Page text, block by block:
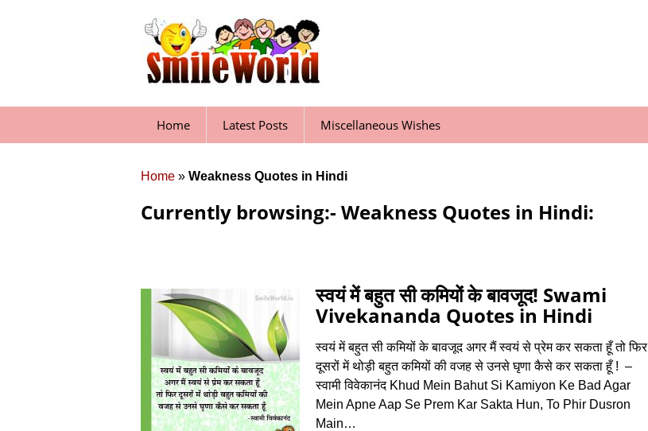
Home Latest Posts Miscellaneous Wishes
Home » Weakness Quotes in Hindi
Currently browsing:- Weakness Quotes in Hindi:
स्वयं में बहुत सी कमियों के बावजूद! Swami
Vivekananda Quotes in Hindi
स्वयं में बहुत सी कमियों के बावजूद अगर मैं स्वयं से प्रेम कर सकता हूँ तो फिर
दूसरों में थोड़ी बहुत कमियों की वजह से उनसे घृणा कैसे कर सकता हूँ ! –
स्वामी विवेकानंद Khud Mein Bahut Si Kamiyon Ke Bad Agar
Mein Apne Aap Se Prem Kar Sakta Hun, To Phir Dusron
Main…